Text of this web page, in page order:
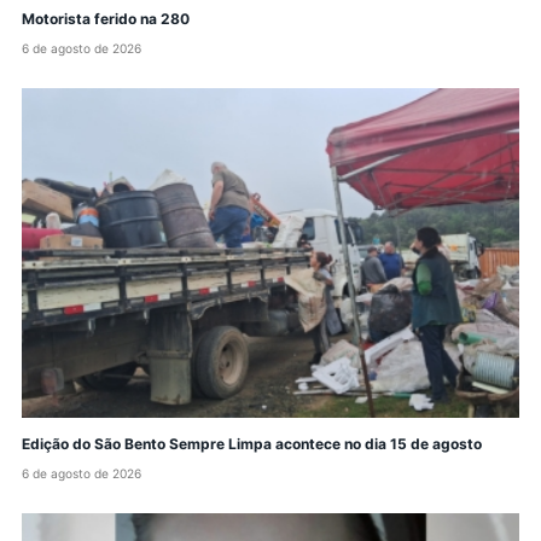
Motorista ferido na 280
6 de agosto de 2026
Edição do São Bento Sempre Limpa acontece no dia 15 de agosto
6 de agosto de 2026